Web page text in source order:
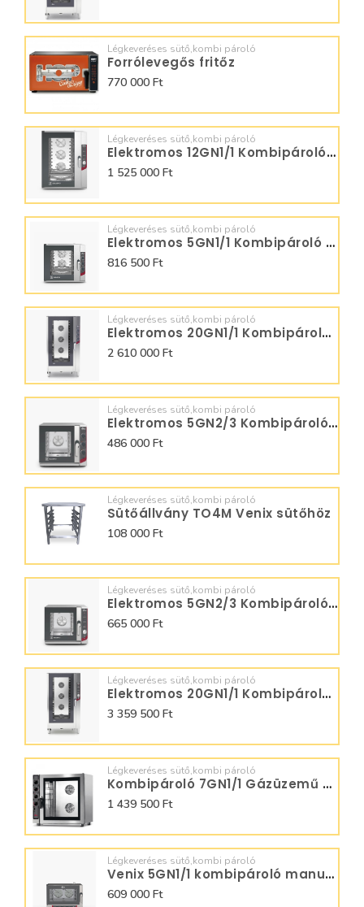
Légkeveréses sütő,kombi pároló
Forrólevegős fritőz
770 000 Ft
Légkeveréses sütő,kombi pároló
Elektromos 12GN1/1 Kombipároló Digitális SQ12DGO
1 525 000 Ft
Légkeveréses sütő,kombi pároló
Elektromos 5GN1/1 Kombipároló Manuális SQ05M0NO
816 500 Ft
Légkeveréses sütő,kombi pároló
Elektromos 20GN1/1 Kombipároló Manuális SQ20M0N0
2 610 000 Ft
Légkeveréses sütő,kombi pároló
Elektromos 5GN2/3 Kombipároló Manuális SQ053M0N0
486 000 Ft
Légkeveréses sütő,kombi pároló
Sütőállvány TO4M Venix sütőhöz
108 000 Ft
Légkeveréses sütő,kombi pároló
Elektromos 5GN2/3 Kombipároló digitális SQ053D00
665 000 Ft
Légkeveréses sütő,kombi pároló
Elektromos 20GN1/1 Kombipároló Digitális SQ20D0C
3 359 500 Ft
Légkeveréses sütő,kombi pároló
Kombipároló 7GN1/1 Gázüzemű SQ07ADG0
1 439 500 Ft
Légkeveréses sütő,kombi pároló
Venix 5GN1/1 kombipároló manuális
609 000 Ft